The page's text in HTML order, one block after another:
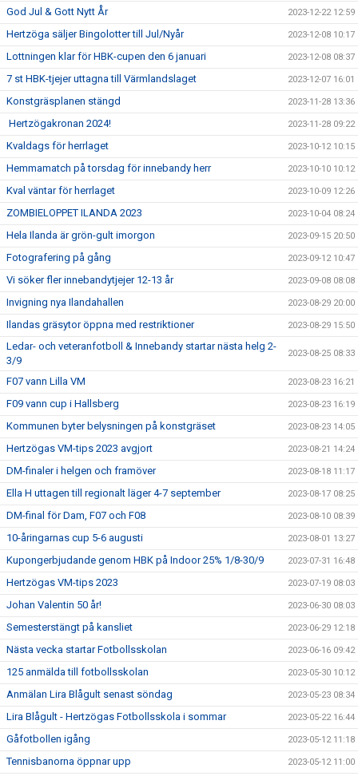
God Jul & Gott Nytt År 2023-12-22 12:59
Hertzöga säljer Bingolotter till Jul/Nyår 2023-12-08 10:17
Lottningen klar för HBK-cupen den 6 januari 2023-12-08 08:37
7 st HBK-tjejer uttagna till Värmlandslaget 2023-12-07 16:01
Konstgräsplanen stängd 2023-11-28 13:36
Hertzögakronan 2024! 2023-11-28 09:22
Kvaldags för herrlaget 2023-10-12 10:15
Hemmamatch på torsdag för innebandy herr 2023-10-10 10:12
Kval väntar för herrlaget 2023-10-09 12:26
ZOMBIELOPPET ILANDA 2023 2023-10-04 08:24
Hela Ilanda är grön-gult imorgon 2023-09-15 20:50
Fotografering på gång 2023-09-12 10:47
Vi söker fler innebandytjejer 12-13 år 2023-09-08 08:08
Invigning nya Ilandahallen 2023-08-29 20:00
Ilandas gräsytor öppna med restriktioner 2023-08-29 15:50
Ledar- och veteranfotboll & Innebandy startar nästa helg 2-
3/9
2023-08-25 08:33
F07 vann Lilla VM 2023-08-23 16:21
F09 vann cup i Hallsberg 2023-08-23 16:19
Kommunen byter belysningen på konstgräset 2023-08-23 14:05
Hertzögas VM-tips 2023 avgjort 2023-08-21 14:24
DM-finaler i helgen och framöver 2023-08-18 11:17
Ella H uttagen till regionalt läger 4-7 september 2023-08-17 08:25
DM-final för Dam, F07 och F08 2023-08-10 08:39
10-åringarnas cup 5-6 augusti 2023-08-01 13:27
Kupongerbjudande genom HBK på Indoor 25% 1/8-30/9 2023-07-31 16:48
Hertzögas VM-tips 2023 2023-07-19 08:03
Johan Valentin 50 år! 2023-06-30 08:03
Semesterstängt på kansliet 2023-06-29 12:18
Nästa vecka startar Fotbollsskolan 2023-06-16 09:42
125 anmälda till fotbollsskolan 2023-05-30 10:12
Anmälan Lira Blågult senast söndag 2023-05-23 08:34
Lira Blågult - Hertzögas Fotbollsskola i sommar 2023-05-22 16:44
Gåfotbollen igång 2023-05-12 11:18
Tennisbanorna öppnar upp 2023-05-12 11:00